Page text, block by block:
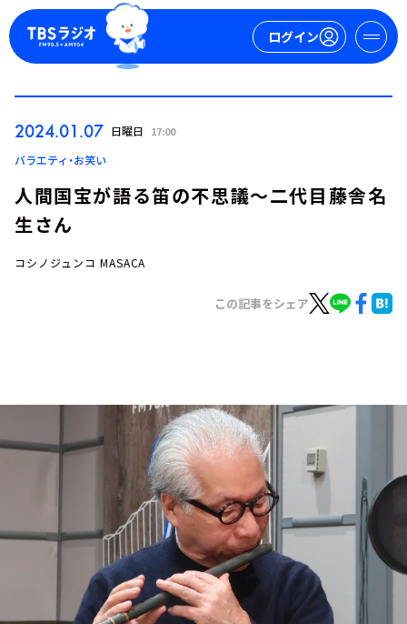
ログイン
ログイン
イベント・グッズ
YouTube
2024.01.07 日曜日 17:00
バラエティ・お笑い
人間国宝が語る笛の不思議～二代目藤舎名
生さん
コシノジュンコ MASACA
この記事をシェア